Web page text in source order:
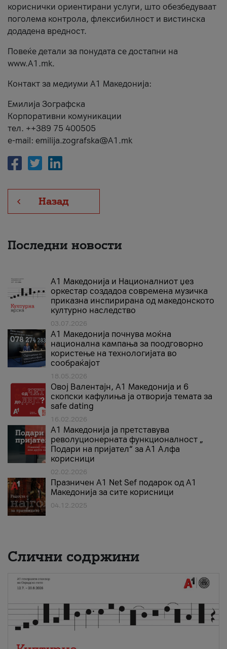
кориснички ориентирани услуги, што обезбедуваат
поголема контрола, флексибилност и вистинска
додадена вредност.
Повеќе детали за понудата се достапни на
www.А1.mk.
Контакт за медиуми А1 Македонија:
Емилија Зографска
Корпоративни комуникации
тел. ++389 75 400505
e-mail: emilija.zografska@A1.mk
Назад
Последни новости
А1 Македонија и Националниот џез
оркестар создадоа современа музичка
приказна инспирирана од македонското
културно наследство
03.07.2026
A1 Македонија почнува моќна
национална кампања за поодговорно
користење на технологијата во
сообраќајот
18.05.2026
Овој Валентајн, A1 Македонија и 6
скопски кафулиња ја отворија темата за
safe dating
16.02.2026
А1 Македонија ја претставува
револуционерната функционалност „
Подари на пријател“ за А1 Алфа
корисници
02.02.2026
Празничен A1 Net Sеf подарок од А1
Македонија за сите корисници
04.12.2025
Слични содржини